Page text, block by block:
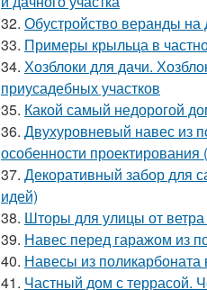
32. Обустройство веранды
33. Примеры крыльца в
34. Хозблоки для дачи.
приусадебных участков
35. Какой самый недорогой
36. Двухуровневый навес из
особенности проектирования
37. Декоративный забор для
идей)
38. Шторы для улицы от
39. Навес перед гаражом из
40. Навесы из
41. Частный дом с террасой.